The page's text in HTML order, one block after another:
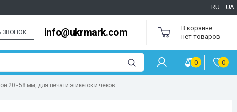
RU UA
ЗВОНОК info@ukrmark.com
В корзине
нет товаров
0 0
20 - 58 мм, для печати этикеток и чеков